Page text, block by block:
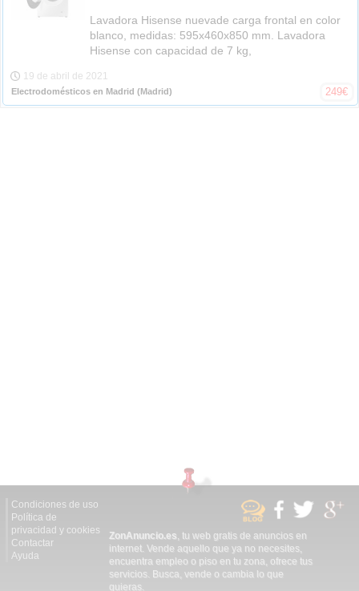
Lavadora Hisense nuevade carga frontal en color
blanco, medidas: 595x460x850 mm. Lavadora
Hisense con capacidad de 7 kg,
19 de abril de 2021
Electrodomésticos en Madrid (Madrid) 249€
Condiciones de uso
Política de
privacidad y cookies
Contactar
Ayuda
ZonAnuncio.es , tu web gratis de anuncios en
internet. Vende aquello que ya no necesites,
encuentra empleo o piso en tu zona, ofrece tus
servicios. Busca, vende o cambia lo que
quieras.